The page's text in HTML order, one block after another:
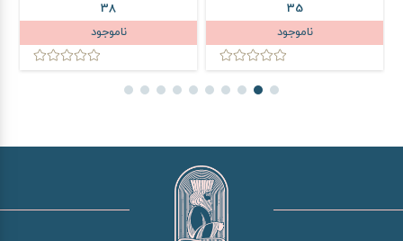
35
ناموجود
38
ناموجود